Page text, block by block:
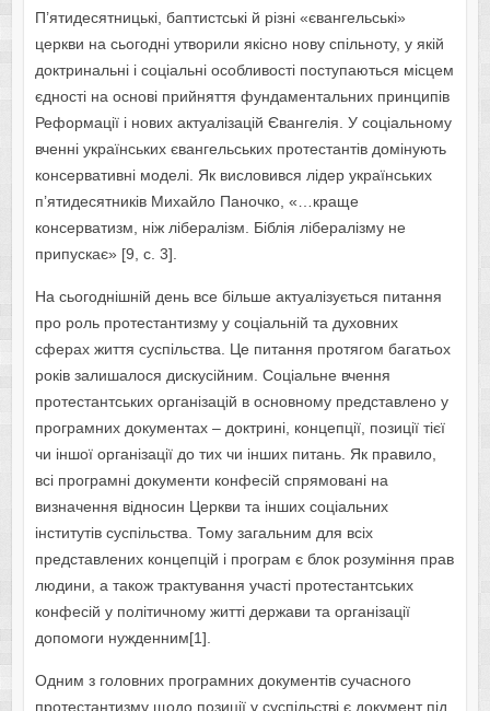
П’ятидесятницькі, баптистські й різні «євангельські»
церкви на сьогодні утворили якісно нову спільноту, у якій
доктринальні і соціальні особливості поступаються місцем
єдності на основі прийняття фундаментальних принципів
Реформації і нових актуалізацій Євангелія. У соціальному
вченні українських євангельських протестантів домінують
консервативні моделі. Як висловився лідер українських
п’ятидесятників Михайло Паночко, «…краще
консерватизм, ніж лібералізм. Біблія лібералізму не
припускає» [9, с. 3].
На сьогоднішній день все більше актуалізується питання
про роль протестантизму у соціальній та духовних
сферах життя суспільства. Це питання протягом багатьох
років залишалося дискусійним. Соціальне вчення
протестантських організацій в основному представлено у
програмних документах – доктрині, концепції, позиції тієї
чи іншої організації до тих чи інших питань. Як правило,
всі програмні документи конфесій спрямовані на
визначення відносин Церкви та інших соціальних
інститутів суспільства. Тому загальним для всіх
представлених концепцій і програм є блок розуміння прав
людини, а також трактування участі протестантських
конфесій у політичному житті держави та організації
допомоги нужденним[1].
Одним з головних програмних документів сучасного
протестантизму щодо позиції у суспільстві є документ під